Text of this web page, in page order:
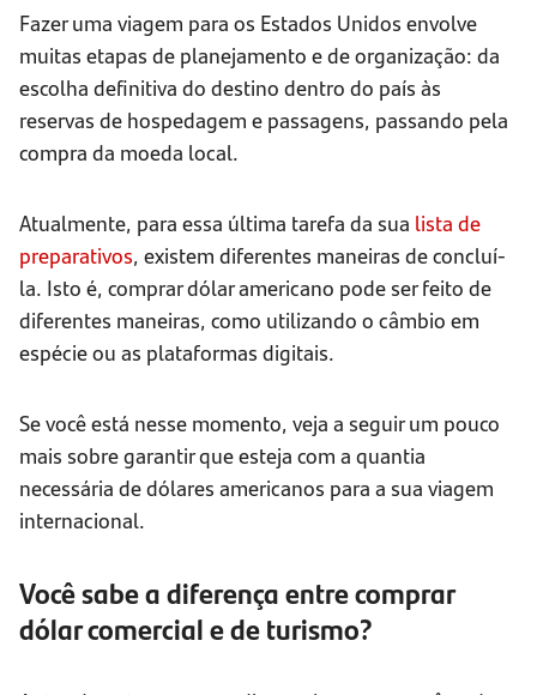
Fazer uma viagem para os Estados Unidos envolve
muitas etapas de planejamento e de organização: da
escolha definitiva do destino dentro do país às
reservas de hospedagem e passagens, passando pela
compra da moeda local.
Atualmente, para essa última tarefa da sua lista de
preparativos, existem diferentes maneiras de concluí-
la. Isto é, comprar dólar americano pode ser feito de
diferentes maneiras, como utilizando o câmbio em
espécie ou as plataformas digitais.
Se você está nesse momento, veja a seguir um pouco
mais sobre garantir que esteja com a quantia
necessária de dólares americanos para a sua viagem
internacional.
Você sabe a diferença entre comprar
dólar comercial e de turismo?